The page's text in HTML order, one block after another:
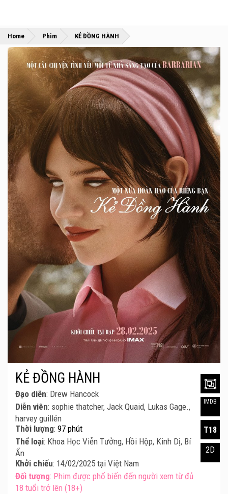
Home »
Phim »
KẺ ĐỒNG HÀNH
KẺ ĐỒNG HÀNH
Đạo diễn: Drew Hancock
Diễn viên: sophie thatcher, Jack Quaid, Lukas Gage.,
harvey guillén
Thời lượng: 97 phút
Thể loại: Khoa Học Viễn Tưởng, Hồi Hộp, Kinh Dị, Bí
Ẩn
Khởi chiếu: 14/02/2025 tại Việt Nam
Đối tượng: Phim được phổ biến đến người xem từ đủ
18 tuổi trở lên (18+)
IMDB
T18
2D